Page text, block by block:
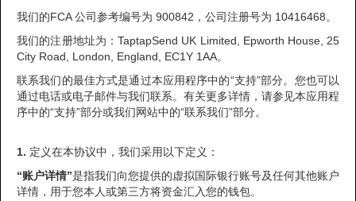
我们的FCA 公司参考编号为 900842，公司注册号为 10416468。
我们的注册地址为：TaptapSend UK Limited, Epworth House, 25
City Road, London, England, EC1Y 1AA。
联系我们的最佳方式是通过本应用程序中的“支持”部分。您也可以
通过电话或电子邮件与我们联系。有关更多详情，请参见本应用程
序中的“支持”部分或我们网站中的“联系我们”部分。
1. 定义在本协议中，我们采用以下定义：
“账户详情”是指我们向您提供的虚拟国际银行账号及任何其他账户
详情，用于您本人或第三方将资金汇入您的钱包。